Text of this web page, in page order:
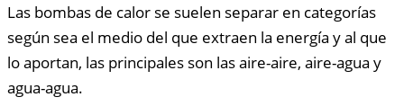
Las bombas de calor se suelen separar en categorías
según sea el medio del que extraen la energía y al que
lo aportan, las principales son las aire-aire, aire-agua y
agua-agua.